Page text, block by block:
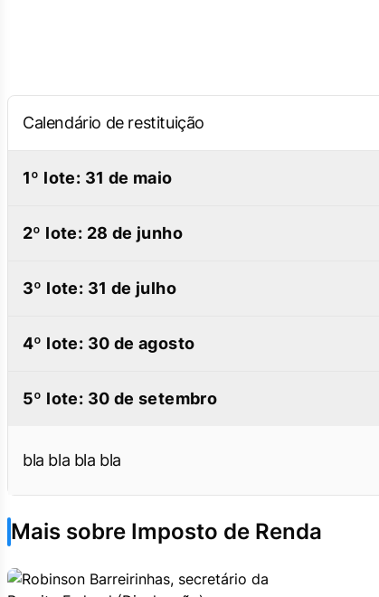
Calendário de restituição
1º lote: 31 de maio
bla bla bla bla
2º lote: 28 de junho
bla bla bla bla
3º lote: 31 de julho
bla bla bla bla
4º lote: 30 de agosto
bla bla bla bla
5º lote: 30 de setembro
bla bla bla bla
Mais sobre Imposto de Renda